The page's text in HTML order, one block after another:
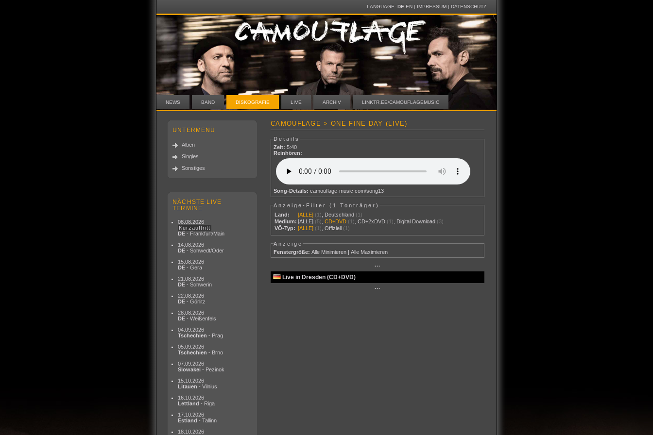
LANGUAGE: DE EN| IMPRESSUM| DATENSCHUTZ
NEWS BAND DISKOGRAFIE LIVE ARCHIV LINKTR.EE/CAMOUFLAGEMUSIC
UNTERMENÜ
Alben
Singles
Sonstiges
NÄCHSTE LIVE
TERMINE
08.08.2026
Kurzauftritt
DE - Frankfurt/Main
14.08.2026
DE - Schwedt/Oder
15.08.2026
DE - Gera
21.08.2026
DE - Schwerin
22.08.2026
DE - Görlitz
28.08.2026
DE - Weißenfels
04.09.2026
Tschechien - Prag
05.09.2026
Tschechien - Brno
07.09.2026
Slowakei - Pezinok
15.10.2026
Litauen - Vilnius
16.10.2026
Lettland - Riga
17.10.2026
Estland - Tallinn
18.10.2026
CAMOUFLAGE > ONE FINE DAY (LIVE)
Details
Zeit: 5:40
Reinhören:
Song-Details: camouflage-music.com/song13
Anzeige-Filter ( 1 Tonträger)
Land:
[ALLE] (1) Deutschland (1)
Medium: [ALLE] (5) ,CD+DVD (1) ,CD+2xDVD (1) Digital Download (3)
VÖ-Typ: [ALLE] (1) ,Offiziell (1)
Anzeige
Fenstergröße: Alle Minimieren |Alle Maximieren
···
Live in Dresden (CD+DVD)
···